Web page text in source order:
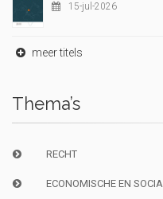
15-jul-2026
meer titels
Thema’s
RECHT
ECONOMISCHE EN